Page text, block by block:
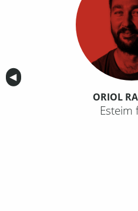
Anterior
◀︎
ORIOL
Esteim